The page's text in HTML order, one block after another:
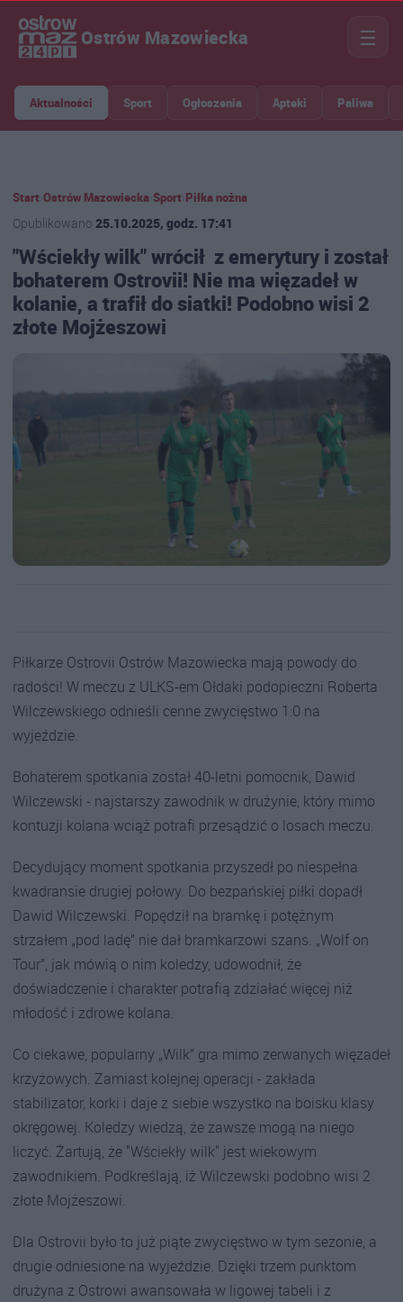
Ostrów Mazowiecka ☰
Aktualności Sport Ogłoszenia Apteki Paliwa
Start Ostrów Mazowiecka Sport Piłka nożna
Opublikowano 25.10.2025, godz. 17:41
"Wściekły wilk" wrócił z emerytury i został
bohaterem Ostrovii! Nie ma więzadeł w
kolanie, a trafił do siatki! Podobno wisi 2
złote Mojżeszowi
Piłkarze Ostrovii Ostrów Mazowiecka mają powody do
radości! W meczu z ULKS-em Ołdaki podopieczni Roberta
Wilczewskiego odnieśli cenne zwycięstwo 1:0 na
wyjeździe.
Bohaterem spotkania został 40-letni pomocnik, Dawid
Wilczewski - najstarszy zawodnik w drużynie, który mimo
kontuzji kolana wciąż potrafi przesądzić o losach meczu.
Decydujący moment spotkania przyszedł po niespełna
kwadransie drugiej połowy. Do bezpańskiej piłki dopadł
Dawid Wilczewski. Popędził na bramkę i potężnym
strzałem „pod ladę” nie dał bramkarzowi szans. „Wolf on
Tour”, jak mówią o nim koledzy, udowodnił, że
doświadczenie i charakter potrafią zdziałać więcej niż
młodość i zdrowe kolana.
Co ciekawe, popularny „Wilk” gra mimo zerwanych więzadeł
krzyżowych. Zamiast kolejnej operacji - zakłada
stabilizator, korki i daje z siebie wszystko na boisku klasy
okręgowej. Koledzy wiedzą, że zawsze mogą na niego
liczyć. Żartują, że "Wściekły wilk" jest wiekowym
zawodnikiem. Podkreślają, iż Wilczewski podobno wisi 2
złote Mojżeszowi.
Dla Ostrovii było to już piąte zwycięstwo w tym sezonie, a
drugie odniesione na wyjeździe. Dzięki trzem punktom
drużyna z Ostrowi awansowała w ligowej tabeli i z